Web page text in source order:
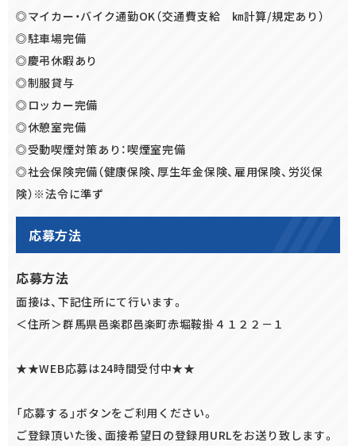
◎マイカー・バイク通勤OK（交通費支給 ㎞計算/規定あり）
◎駐車場完備
◎慶弔休暇あり
◎制服貸与
◎ロッカー完備
◎休憩室完備
◎受動喫煙対策あり：喫煙室完備
◎社会保険完備（健康保険、厚生年金保険、雇用保険、労災保
険）※法令に準ず
応募方法
応募方法
面接は、下記住所にて行います。
＜住所＞群馬県邑楽郡邑楽町赤堀鞍掛４１２２－１
★★WEB応募は24時間受付中★★
「応募する」ボタンをご利用ください。
ご登録頂いた後、面接希望日の登録用URLをお送り致します。